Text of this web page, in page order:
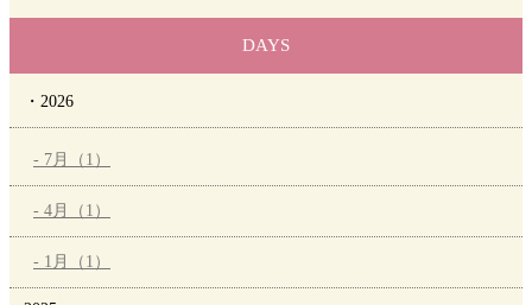
DAYS
・2026
- 7月（1）
- 4月（1）
- 1月（1）